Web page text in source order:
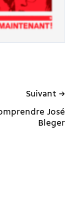
Suivant →
José
Bleger